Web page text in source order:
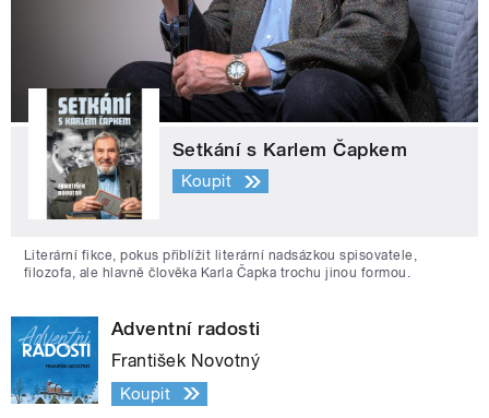
Setkání s Karlem Čapkem
Koupit
Literární fikce, pokus přiblížit literární nadsázkou spisovatele,
filozofa, ale hlavně člověka Karla Čapka trochu jinou formou.
Adventní radosti
František Novotný
Koupit